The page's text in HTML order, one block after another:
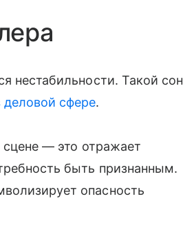
нестабильности. Такой сон
деловой сфере.
сцене — это отражает
быть признанным.
опасность